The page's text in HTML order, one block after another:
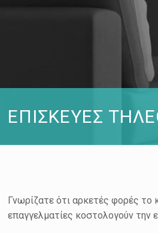
ΕΠΙΣΚΕΥΕΣ
Γνωρίζατε ότι αρκετές φορές το
επαγγελματίες κοστολογούν την